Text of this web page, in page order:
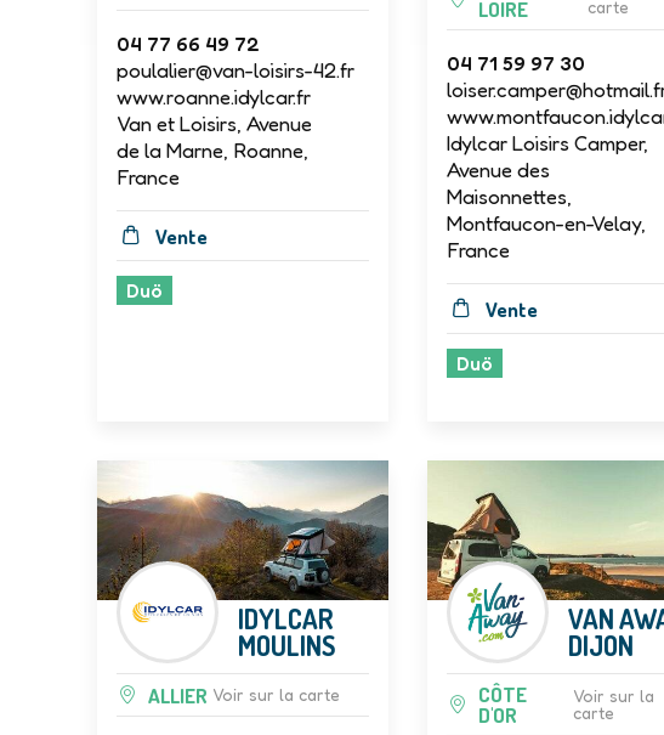
04 77 66 49 72
poulalier@van-loisirs-42.fr
www.roanne.idylcar.fr
Van et Loisirs, Avenue
de la Marne, Roanne,
France
Vente
Duö
LOIRE
carte
04 71 59 97 30
Idylcar Loisirs Camper,
Avenue des
Maisonnettes,
Montfaucon-en-Velay,
France
Vente
Duö
IDYLCAR
MOULINS
ALLIER Voir sur la carte
VAN
DIJON
CÔTE
D'OR
Voir sur la
carte